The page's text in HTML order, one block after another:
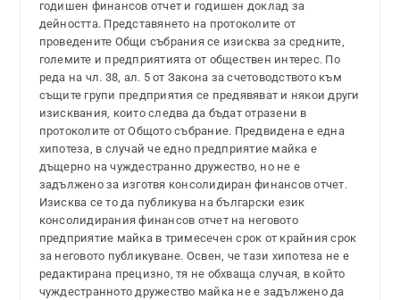
годишен финансов отчет и годишен доклад за
дейността. Представянето на протоколите от
проведените Общи събрания се изисква за средните,
големите и предприятията от обществен интерес. По
реда на чл. 38, ал. 5 от Закона за счетоводството към
същите групи предприятия се предявяват и някои други
изисквания, които следва да бъдат отразени в
протоколите от Общото събрание. Предвидена е една
хипотеза, в случай че едно предприятие майка е
дъщерно на чуждестранно дружество, но не е
задължено за изготвя консолидиран финансов отчет.
Изисква се то да публикува на български език
консолидирания финансов отчет на неговото
предприятие майка в тримесечен срок от крайния срок
за неговото публикуване. Освен, че тази хипотеза не е
редактирана прецизно, тя не обхваща случая, в който
чуждестранното дружество майка не е задължено да